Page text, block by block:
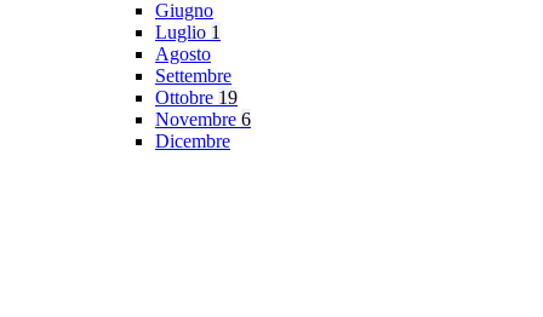
Giugno
Luglio 1
Agosto
Settembre
Ottobre 19
Novembre 6
Dicembre